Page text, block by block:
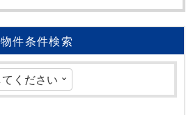
物件条件検索